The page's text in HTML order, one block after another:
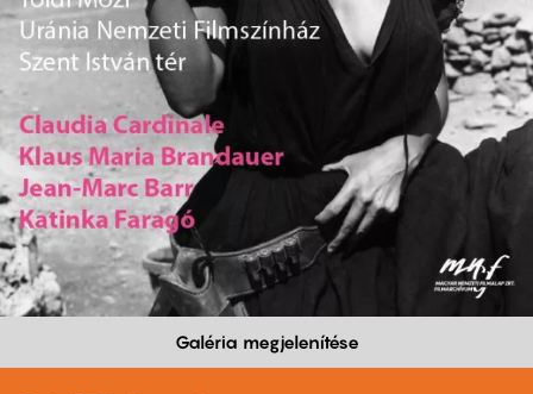
Galéria megjelenítése